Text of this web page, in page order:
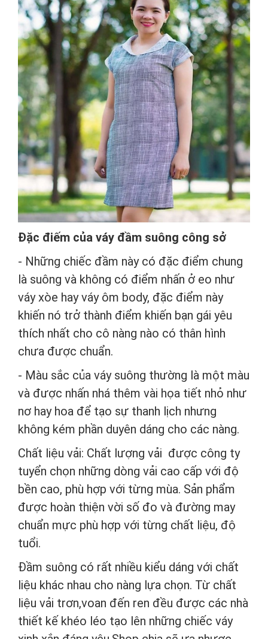
Đặc điếm của váy đầm suông công sở
- Những chiếc đầm này có đặc điểm chung
là suông và không có điểm nhấn ở eo như
váy xòe hay váy ôm body, đặc điểm này
khiến nó trở thành điểm khiến bạn gái yêu
thích nhất cho cô nàng nào có thân hình
chưa được chuẩn.
- Màu sắc của váy suông thường là một màu
và được nhấn nhá thêm vài họa tiết nhỏ như
nơ hay hoa để tạo sự thanh lịch nhưng
không kém phần duyên dáng cho các nàng.
Chất liệu vải: Chất lượng vải được công ty
tuyển chọn những dòng vải cao cấp với độ
bền cao, phù hợp với từng mùa. Sản phẩm
được hoàn thiện vời số đo và đường may
chuẩn mực phù hợp với từng chất liệu, độ
tuổi.
Đầm suông có rất nhiều kiểu dáng với chất
liệu khác nhau cho nàng lựa chọn. Từ chất
liệu vải trơn,voan đến ren đều được các nhà
thiết kế khéo léo tạo lên những chiếc váy